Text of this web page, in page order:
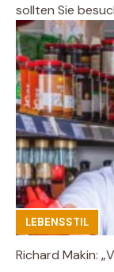
sollten Sie
LEBENSSTIL
Richard Makin: